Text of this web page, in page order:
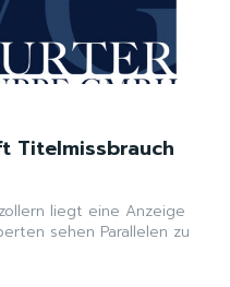
Titelmissbrauch
liegt eine Anzeige
sehen Parallelen zu